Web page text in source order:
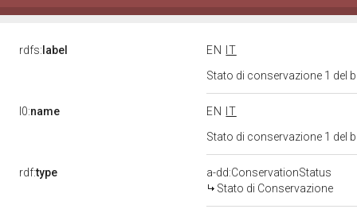
rdfs: label EN
IT
Stato di conservazione 1 del
l0:name EN
IT
Stato di conservazione 1 del
rdf:type
a-dd:ConservationStatus
Stato di Conservazione